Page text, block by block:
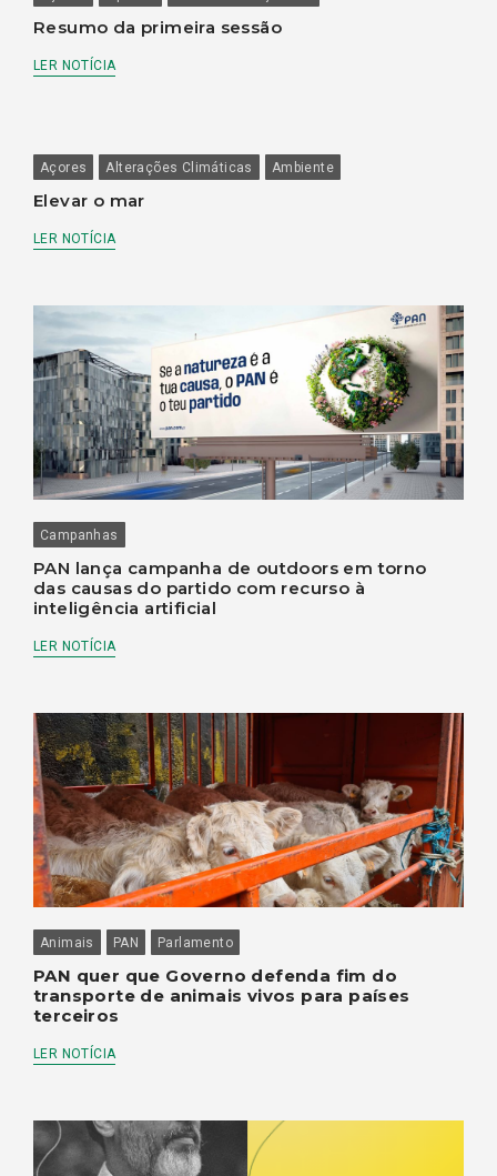
Resumo da primeira sessão
LER NOTÍCIA
Açores Alterações Climáticas Ambiente
Elevar o mar
LER NOTÍCIA
Campanhas
PAN lança campanha de outdoors em torno
das causas do partido com recurso à
inteligência artificial
LER NOTÍCIA
Animais PAN Parlamento
PAN quer que Governo defenda fim do
transporte de animais vivos para países
terceiros
LER NOTÍCIA